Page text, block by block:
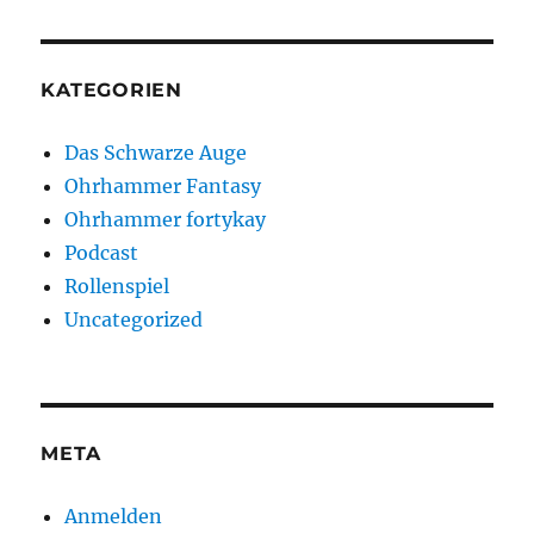
KATEGORIEN
Das Schwarze Auge
Ohrhammer Fantasy
Ohrhammer fortykay
Podcast
Rollenspiel
Uncategorized
META
Anmelden